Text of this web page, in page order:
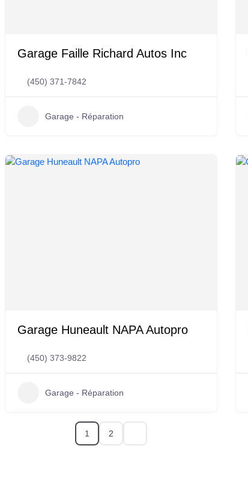
Garage Faille Richard Autos Inc
(450) 371-7842
Garage - Réparation
Garage Huneault NAPA Autopro
(450) 373-9822
Garage - Réparation
1 2